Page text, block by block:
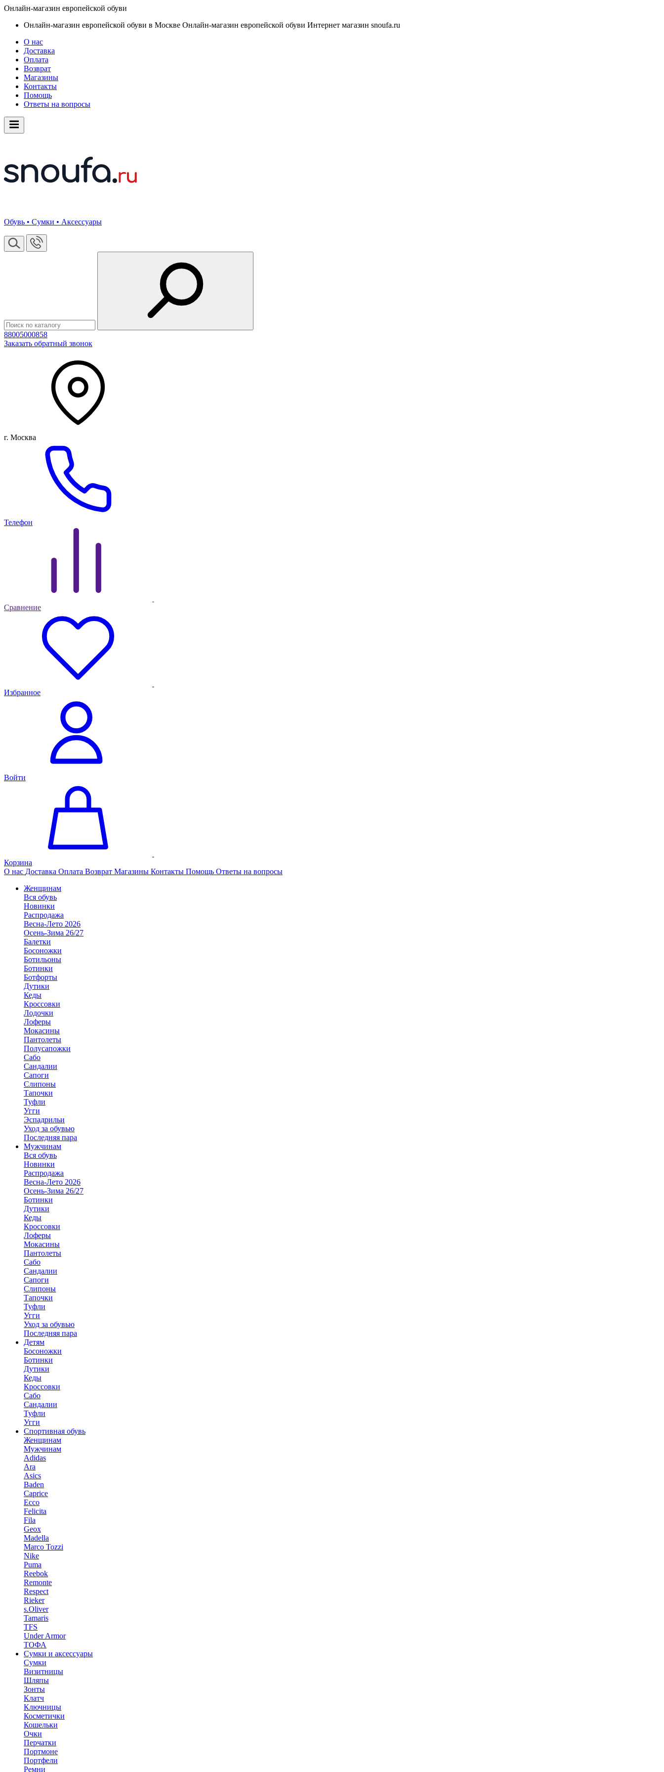
Онлайн-магазин европейской обуви
Онлайн-магазин европейской обуви в Москве Онлайн-магазин европейской обуви Интернет магазин snoufa.ru
О нас
Доставка
Оплата
Возврат
Магазины
Контакты
Помощь
Ответы на вопросы
Обувь • Сумки • Аксессуары
88005000858
Заказать обратный звонок
г. Москва
Телефон
Сравнение
Избранное
Войти
Корзина
О нас Доставка Оплата Возврат Магазины Контакты Помощь Ответы на вопросы
Женщинам
Вся обувь
Новинки
Распродажа
Весна-Лето 2026
Осень-Зима 26/27
Балетки
Босоножки
Ботильоны
Ботинки
Ботфорты
Дутики
Кеды
Кроссовки
Лодочки
Лоферы
Мокасины
Пантолеты
Полусапожки
Сабо
Сандалии
Сапоги
Слипоны
Тапочки
Туфли
Угги
Эспадрильи
Уход за обувью
Последняя пара
Мужчинам
Вся обувь
Новинки
Распродажа
Весна-Лето 2026
Осень-Зима 26/27
Ботинки
Дутики
Кеды
Кроссовки
Лоферы
Мокасины
Пантолеты
Сабо
Сандалии
Сапоги
Слипоны
Тапочки
Туфли
Угги
Уход за обувью
Последняя пара
Детям
Босоножки
Ботинки
Дутики
Кеды
Кроссовки
Сабо
Сандалии
Туфли
Угги
Спортивная обувь
Женщинам
Мужчинам
Adidas
Ara
Asics
Baden
Caprice
Ecco
Felicita
Fila
Geox
Madella
Marco Tozzi
Nike
Puma
Reebok
Remonte
Respect
Rieker
s.Oliver
Tamaris
TFS
Under Armor
ТОФА
Сумки и аксессуары
Сумки
Визитницы
Шляпы
Зонты
Клатч
Ключницы
Косметички
Кошельки
Очки
Перчатки
Портмоне
Портфели
Ремни